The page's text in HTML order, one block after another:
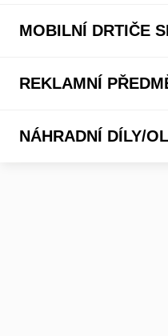
MOBILNÍ DRTIČE
REKLAMNÍ
NÁHRADNÍ DÍLY/